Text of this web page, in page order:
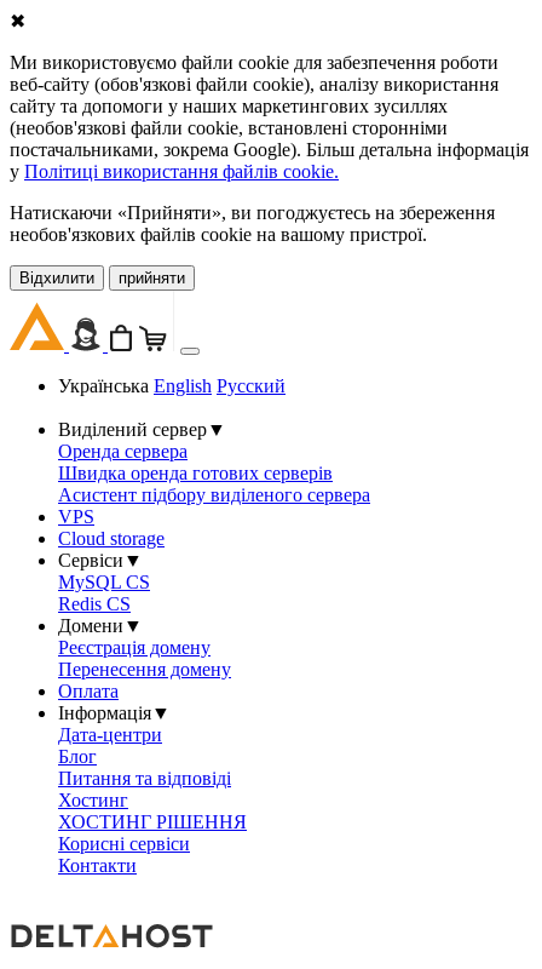
✖
Ми використовуємо файли cookie для забезпечення роботи
веб-сайту (обов'язкові файли cookie), аналізу використання
сайту та допомоги у наших маркетингових зусиллях
(необов'язкові файли cookie, встановлені сторонніми
постачальниками, зокрема Google). Більш детальна інформація
у Політиці використання файлів cookie.
Натискаючи «Прийняти», ви погоджуєтесь на збереження
необов'язкових файлів cookie на вашому пристрої.
Відхилити прийняти
Українська English Русский
Виділений сервер▼
Оренда сервера
Швидка оренда готових серверів
Асистент підбору виділеного сервера
VPS
Cloud storage
Сервіси ▼
MySQL CS
Redis CS
Домени ▼
Реєстрація домену
Перенесення домену
Оплата
Інформація▼
Дата-центри
Блог
Питання та відповіді
Хостинг
ХОСТИНГ РІШЕННЯ
Корисні сервіси
Контакти